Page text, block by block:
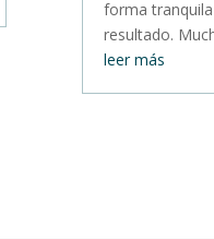
forma
resultado.
leer más